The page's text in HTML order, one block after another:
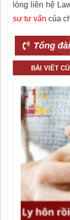
lòng liên hệ
sư tư vấn của
Tổng
BÀI VIẾT